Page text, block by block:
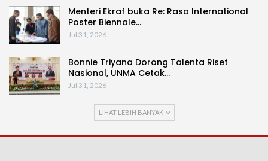
Menteri Ekraf buka Re: Rasa International
Poster Biennale…
Jul 31, 2026
Bonnie Triyana Dorong Talenta Riset
Nasional, UNMA Cetak…
Jul 31, 2026
LIHAT LEBIH BANYAK